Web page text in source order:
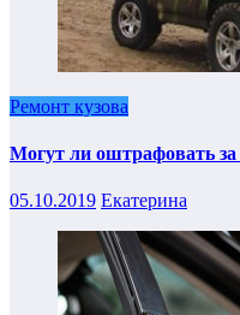
Ремонт кузова
Могут ли оштрафовать
05.10.2019 Екатерина